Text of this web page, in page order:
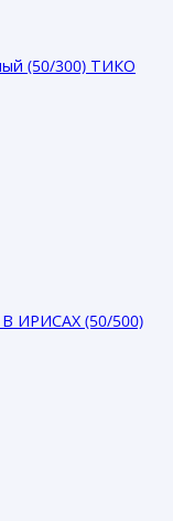
(50/300) ТИКО
ИРИСАХ (50/500)